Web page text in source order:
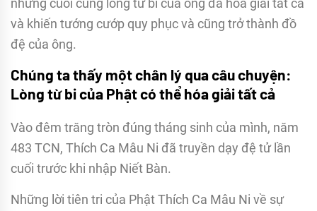
nhưng cuối cùng lòng từ bi của ông đã hóa giải tất cả
và khiến tướng cướp quy phục và cũng trở thành đồ
đệ của ông.
Chúng ta thấy một chân lý qua câu chuyện:
Lòng từ bi của Phật có thể hóa giải tất cả
Vào đêm trăng tròn đúng tháng sinh của mình, năm
483 TCN, Thích Ca Mâu Ni đã truyền dạy đệ tử lần
cuối trước khi nhập Niết Bàn.
Những lời tiên tri của Phật Thích Ca Mâu Ni về sự